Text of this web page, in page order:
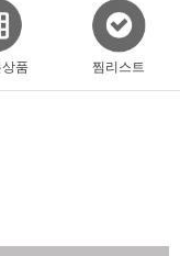
품 찜리스트